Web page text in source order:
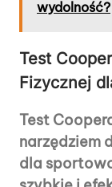
wydolność?
Test
Fizycznej
Test
narzędziem
dla